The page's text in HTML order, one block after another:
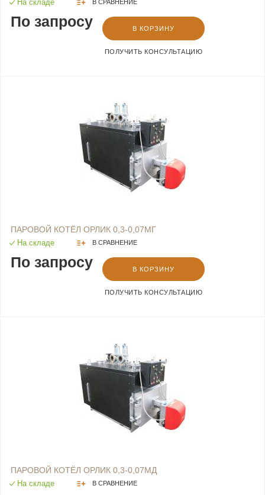
На складе В СРАВНЕНИЕ
По запросу В КОРЗИНУ
ПОЛУЧИТЬ КОНСУЛЬТАЦИЮ
ПАРОВОЙ КОТЁЛ ОРЛИК 0,3-0,07МГ
На складе В СРАВНЕНИЕ
По запросу В КОРЗИНУ
ПОЛУЧИТЬ КОНСУЛЬТАЦИЮ
ПАРОВОЙ КОТЁЛ ОРЛИК 0,3-0,07МД
На складе В СРАВНЕНИЕ